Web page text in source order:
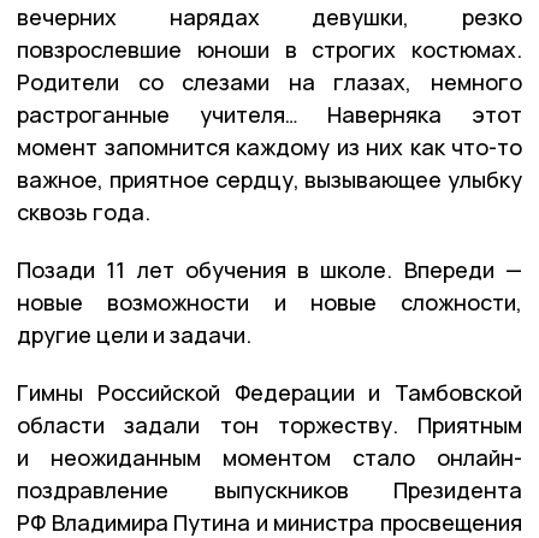
вечерних нарядах девушки, резко
повзрослевшие юноши в строгих костюмах.
Родители со слезами на глазах, немного
растроганные учителя… Наверняка этот
момент запомнится каждому из них как что-то
важное, приятное сердцу, вызывающее улыбку
сквозь года.
Позади 11 лет обучения в школе. Впереди —
новые возможности и новые сложности,
другие цели и задачи.
Гимны Российской Федерации и Тамбовской
области задали тон торжеству. Приятным
и неожиданным моментом стало онлайн-
поздравление выпускников Президента
РФ Владимира Путина и министра просвещения